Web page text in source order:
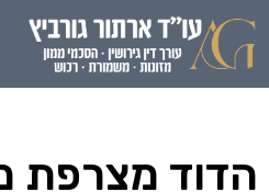
הדוד מצרפת